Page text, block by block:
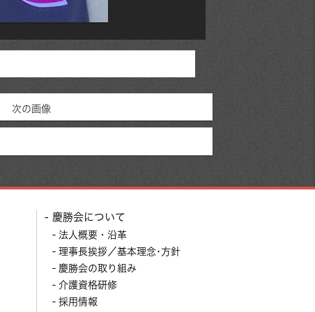
次の画像
慶勝会について
法人概要・沿革
理事長挨拶／基本理念･方針
慶勝会の取り組み
介護資格研修
採用情報